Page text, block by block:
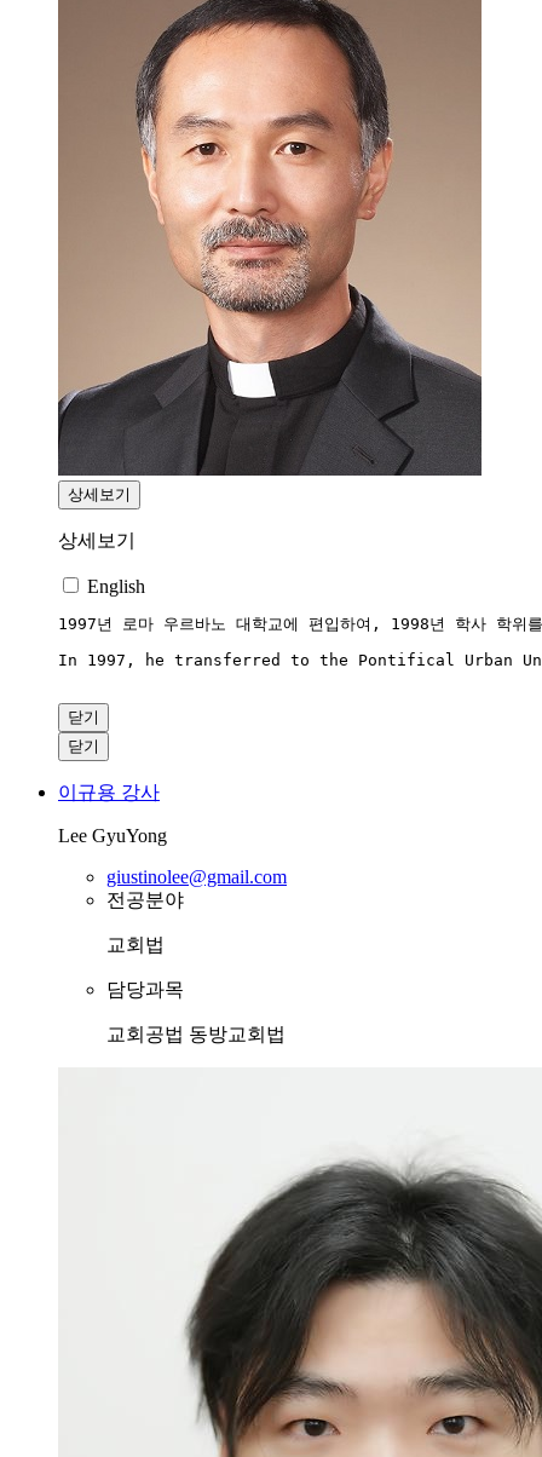
상세보기
상세보기
English
1997년 로마 우르바노 대학교에 편입하여, 1998년 학사 학위
In 1997, he transferred to the Pontifical Urban
닫기
닫기
이규용 강사
Lee GyuYong
giustinolee@gmail.com
전공분야
교회법
담당과목
교회공법 동방교회법